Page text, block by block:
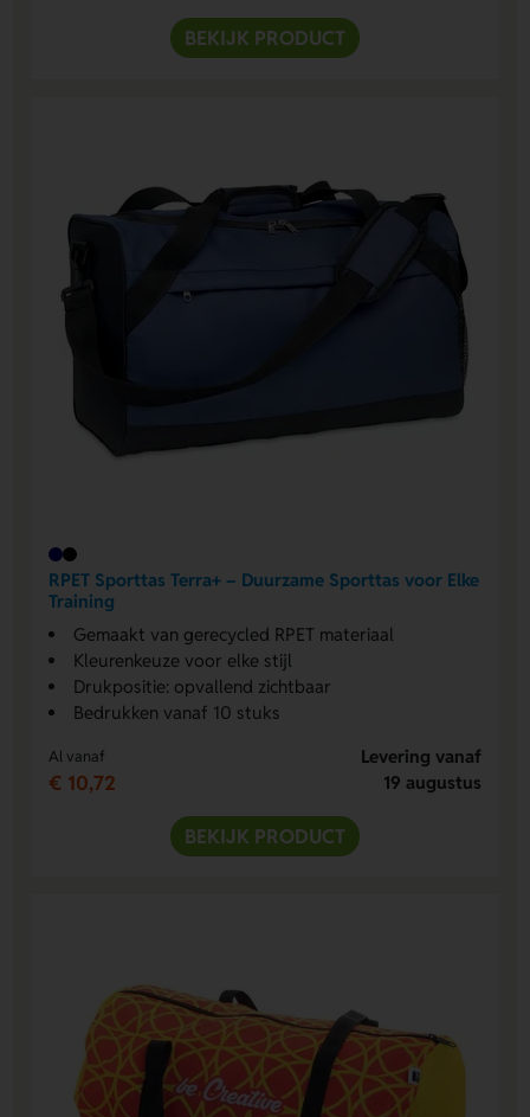
BEKIJK PRODUCT
RPET Sporttas Terra+ – Duurzame Sporttas voor Elke
Training
Gemaakt van gerecycled RPET materiaal
Kleurenkeuze voor elke stijl
Drukpositie: opvallend zichtbaar
Bedrukken vanaf 10 stuks
Al vanaf
€ 10,72
Levering vanaf
19 augustus
BEKIJK PRODUCT